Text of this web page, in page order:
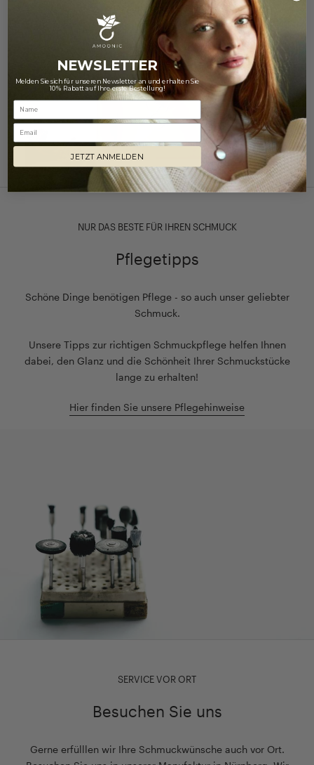
Zu unserer Verpackung
NUR DAS BESTE FÜR IHREN SCHMUCK
Pflegetipps
Schöne Dinge benötigen Pflege - so auch unser geliebter
Schmuck.
Unsere Tipps zur richtigen Schmuckpflege helfen Ihnen
dabei, den Glanz und die Schönheit Ihrer Schmuckstücke
lange zu erhalten!
Hier finden Sie unsere Pflegehinweise
SERVICE VOR ORT
Besuchen Sie uns
Gerne erfülllen wir Ihre Schmuckwünsche auch vor Ort.
NEWSLETTER
Melden Sie sich für unseren Newsletter an und erhalten Sie
10% Rabatt auf Ihre erste Bestellung!
Email
JETZT ANMELDEN